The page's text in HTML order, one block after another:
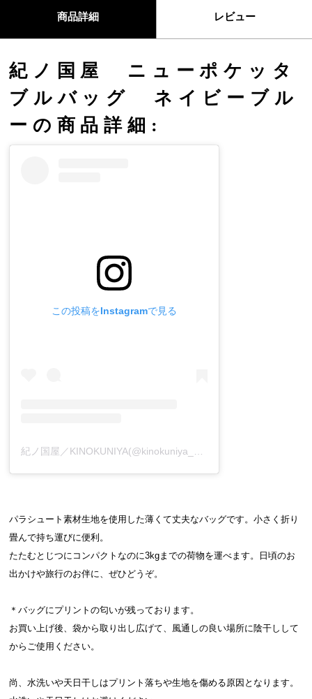
商品詳細 レビュー
紀ノ国屋 ニューポケッタ
ブルバッグ ネイビーブル
ーの商品詳細:
この投稿をInstagramで見る
紀ノ国屋／KINOKUNIYA(@kinokuniya_super)がシェアした投稿
パラシュート素材生地を使用した薄くて丈夫なバッグです。小さく折り
畳んで持ち運びに便利。
たたむとじつにコンパクトなのに3kgまでの荷物を運べます。日頃のお
出かけや旅行のお伴に、ぜひどうぞ。
＊バッグにプリントの匂いが残っております。
お買い上げ後、袋から取り出し広げて、風通しの良い場所に陰干しして
からご使用ください。
尚、水洗いや天日干しはプリント落ちや生地を傷める原因となります。